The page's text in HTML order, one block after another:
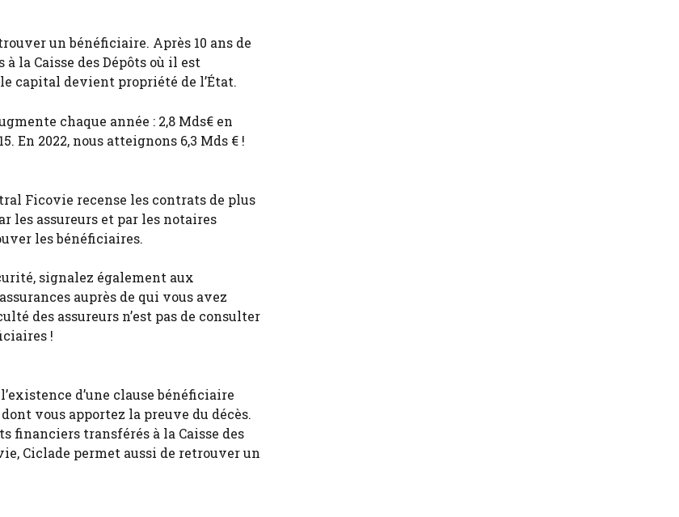
un bénéficiaire. Après 10 ans de
la Caisse des Dépôts où il est
capital devient propriété de l’État.
chaque année : 2,8 Mds€ en
En 2022, nous atteignons 6,3 Mds € !
Ficovie recense les contrats de plus
les assureurs et par les notaires
les bénéficiaires.
signalez également aux
auprès de qui vous avez
des assureurs n’est pas de consulter
!
d’une clause bénéficiaire
vous apportez la preuve du décès.
financiers transférés à la Caisse des
Ciclade permet aussi de retrouver un